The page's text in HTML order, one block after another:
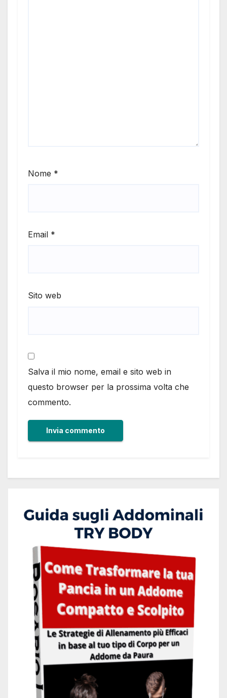
Nome *
Email *
Sito web
Salva il mio nome, email e sito web in
questo browser per la prossima volta che
commento.